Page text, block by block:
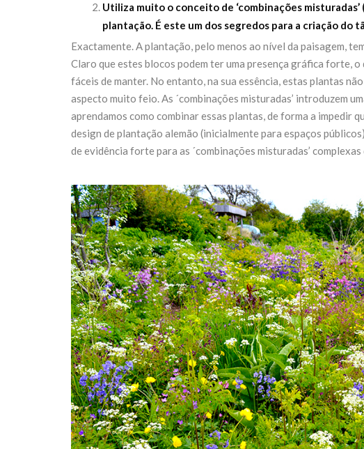
Utiliza muito o conceito de ‘combinações misturadas’
plantação. É este um dos segredos para a criação do
Exactamente. A plantação, pelo menos ao nível da paisagem,
Claro que estes blocos podem ter uma presença gráfica forte,
fáceis de manter. No entanto, na sua essência, estas plantas
aspecto muito feio. As ´combinações misturadas’ introduzem
aprendamos como combinar essas plantas, de forma a impedir
design de plantação alemão (inicialmente para espaços
de evidência forte para as ´combinações misturadas’